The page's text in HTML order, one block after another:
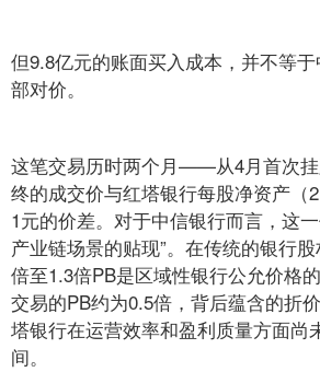
但9.8亿元的账面买入成本，并不等
部对价。
这笔交易历时两个月——从4月首次
终的成交价与红塔银行每股净资产（
1元的价差。对于中信银行而言，这
产业链场景的贴现”。在传统的银行
倍至1.3倍PB是区域性银行公允价格
交易的PB约为0.5倍，背后蕴含的折
塔银行在运营效率和盈利质量方面尚
间。